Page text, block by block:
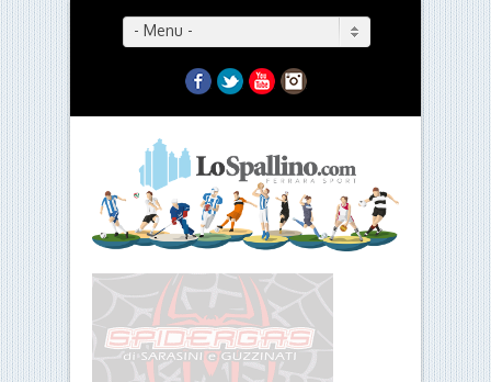
- Menu -
Facebook
TwitterYouTubeInstagram